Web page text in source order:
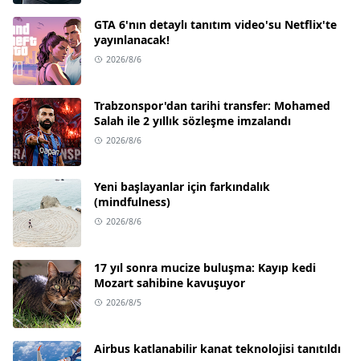
GTA 6'nın detaylı tanıtım video'su Netflix'te
yayınlanacak!
2026/8/6
Trabzonspor'dan tarihi transfer: Mohamed
Salah ile 2 yıllık sözleşme imzalandı
2026/8/6
Yeni başlayanlar için farkındalık
(mindfulness)
2026/8/6
17 yıl sonra mucize buluşma: Kayıp kedi
Mozart sahibine kavuşuyor
2026/8/5
Airbus katlanabilir kanat teknolojisi tanıtıldı